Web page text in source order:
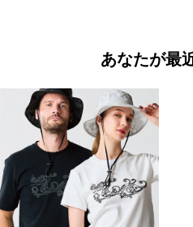
あなたが最